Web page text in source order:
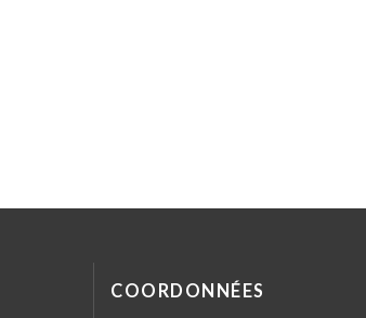
COORDONNÉES